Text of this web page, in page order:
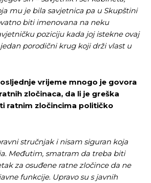
mu je bila savjetnica pa u Skupštini
biti imenovana na neku
poziciju kada joj istekne ovaj
porodični krug koji drži vlast u
vrijeme mnogo je govora
zločinaca, da li je greška
ratnim zločincima političko
stručnjak i nisam siguran koja
Međutim, smatram da treba biti
za osuđene ratne zločince da ne
funkcije. Upravo su s javnih